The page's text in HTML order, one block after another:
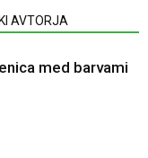
AVTORJA
med barvami